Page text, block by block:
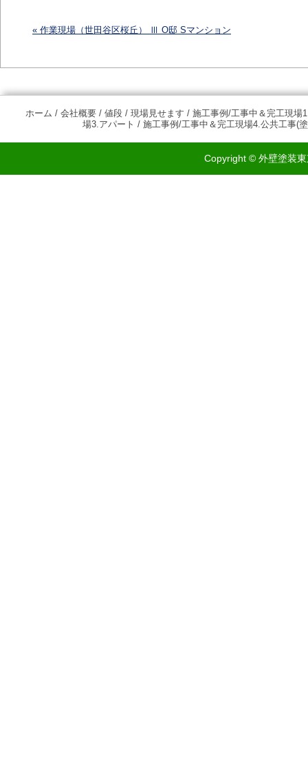
« 作業現場（世田谷区桜丘） Ⅲ O邸 Sマンション
ホーム / 会社概要 / 値段 / 現場見せます / 施工事例/工事中＆完工現場
場3.アパート / 施工事例/工事中＆完工現場4.公共工事(
Copyright © 外壁塗装